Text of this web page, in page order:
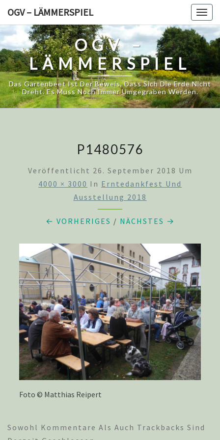
content
OGV – LÄMMERSPIEL
OGV –
LÄMMERSPIEL
Das Gartenbeet Ist Der Beweis, Dass Sich Die Erde Nicht
Dreht. Es Muss Noch Immer Umgegraben Werden.
P1480576
Veröffentlicht 26. September 2018 Um
4000 × 3000 In Erntedankfest Und
Ausstellung 2018
← VORHERIGES / NÄCHSTES →
Foto © Matthias Reipert
Sowohl Kommentare Als Auch Trackbacks Sind